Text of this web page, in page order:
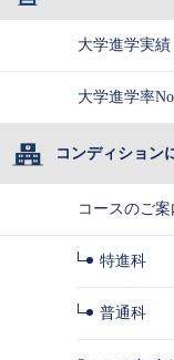
大学進学実績
大学進学率
コンディション
コースのご案
特進科
普通科